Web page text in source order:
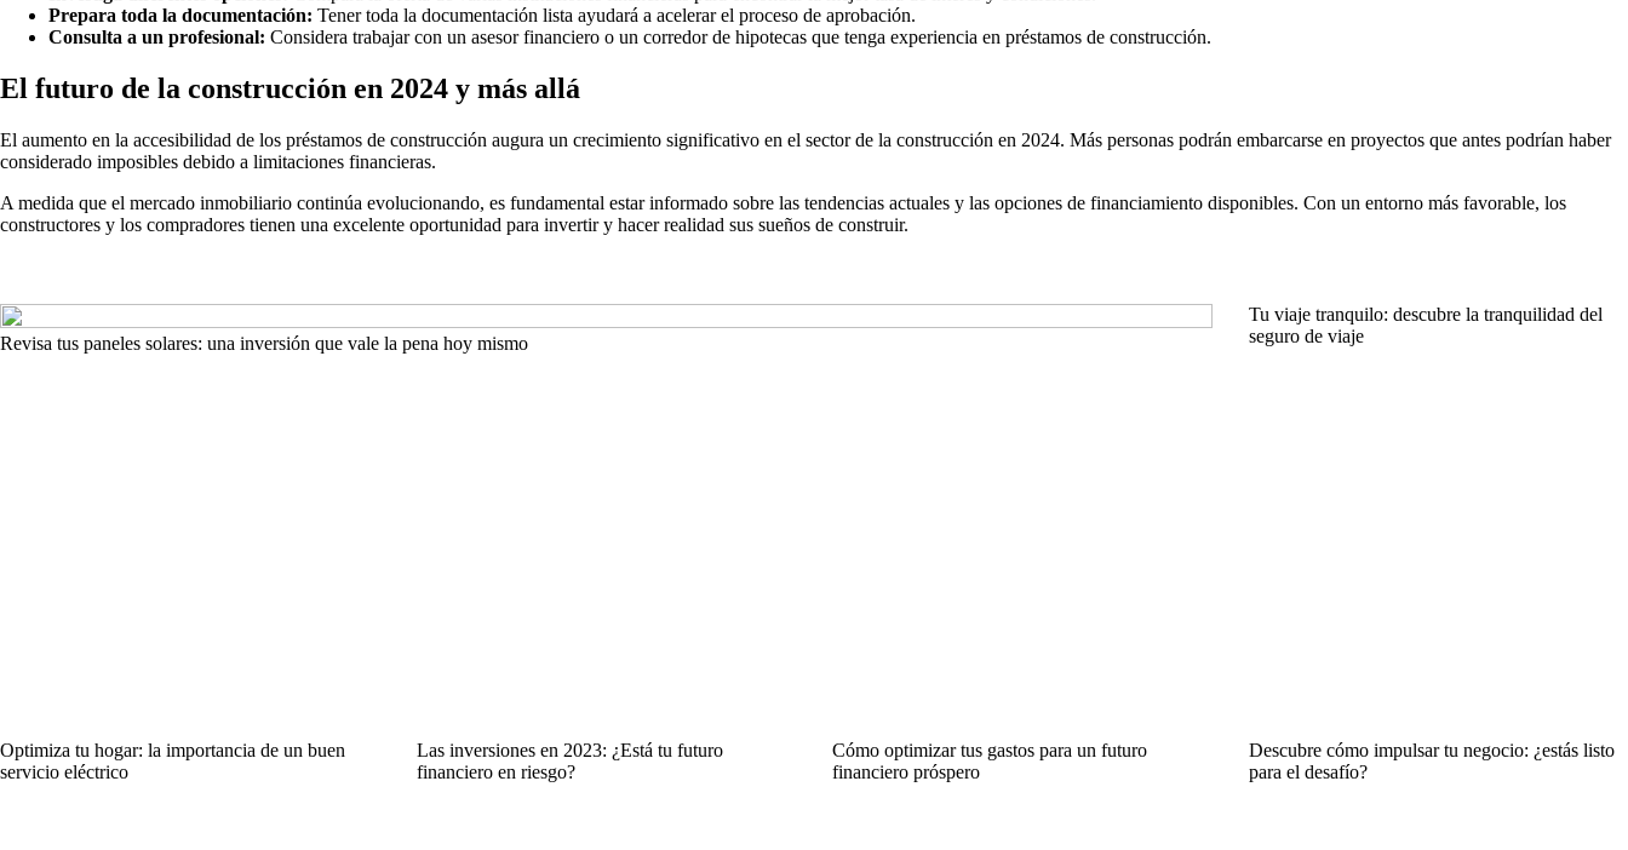
Prepara toda la documentación: Tener toda la documentación lista ayudará a acelerar el proceso de aprobación.
Consulta a un profesional: Considera trabajar con un asesor financiero o un corredor de hipotecas que tenga experiencia en préstamos de construcción.
El futuro de la construcción en 2024 y más allá
El aumento en la accesibilidad de los préstamos de construcción augura un crecimiento significativo en el sector de la construcción en 2024. Más personas podrán embarcarse en proyectos que antes podrían haber
considerado imposibles debido a limitaciones financieras.
A medida que el mercado inmobiliario continúa evolucionando, es fundamental estar informado sobre las tendencias actuales y las opciones de financiamiento disponibles. Con un entorno más favorable, los
constructores y los compradores tienen una excelente oportunidad para invertir y hacer realidad sus sueños de construir.
Revisa tus paneles solares: una inversión que vale la pena hoy mismo
Tu viaje tranquilo: descubre la tranquilidad del
seguro de viaje
Optimiza tu hogar: la importancia de un buen
servicio eléctrico
Las inversiones en 2023: ¿Está tu futuro
financiero en riesgo?
Cómo optimizar tus gastos para un futuro
financiero próspero
Descubre cómo impulsar tu negocio: ¿estás listo
para el desafío?